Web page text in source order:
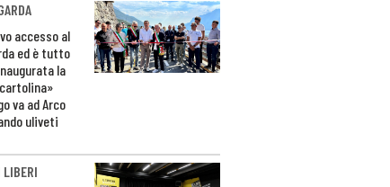
accesso al
ed è tutto
la
va ad Arco
uliveti
LIBERI